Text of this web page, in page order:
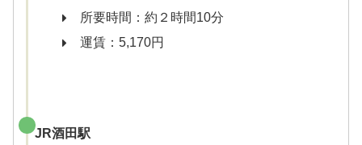
所要時間：約２時間10分
運賃：5,170円
JR酒田駅